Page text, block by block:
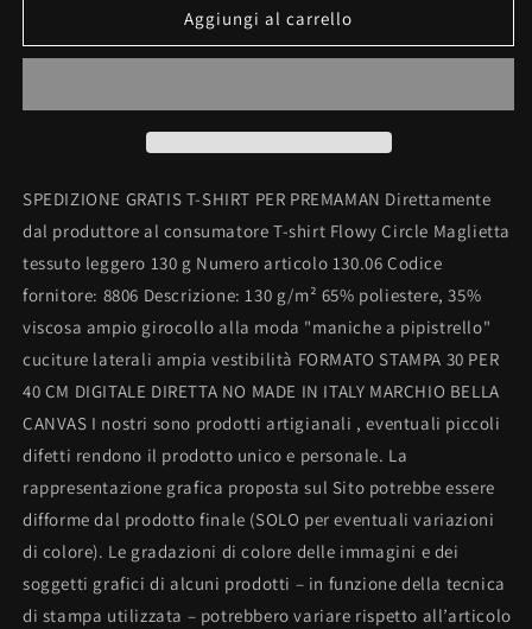
PER
VESTIBILITA&#39;
MAGLIETTA
PER
VESTIBILITA&#39;
Aggiungi al carrello
SPEDIZIONE GRATIS T-SHIRT PER PREMAMAN Direttamente
dal produttore al consumatore T-shirt Flowy Circle Maglietta
tessuto leggero 130 g Numero articolo 130.06 Codice
fornitore: 8806 Descrizione: 130 g/m² 65% poliestere, 35%
viscosa ampio girocollo alla moda "maniche a pipistrello"
cuciture laterali ampia vestibilità FORMATO STAMPA 30 PER
40 CM DIGITALE DIRETTA NO MADE IN ITALY MARCHIO BELLA
CANVAS I nostri sono prodotti artigianali , eventuali piccoli
difetti rendono il prodotto unico e personale. La
rappresentazione grafica proposta sul Sito potrebbe essere
difforme dal prodotto finale (SOLO per eventuali variazioni
di colore). Le gradazioni di colore delle immagini e dei
soggetti grafici di alcuni prodotti – in funzione della tecnica
di stampa utilizzata – potrebbero variare rispetto all’articolo